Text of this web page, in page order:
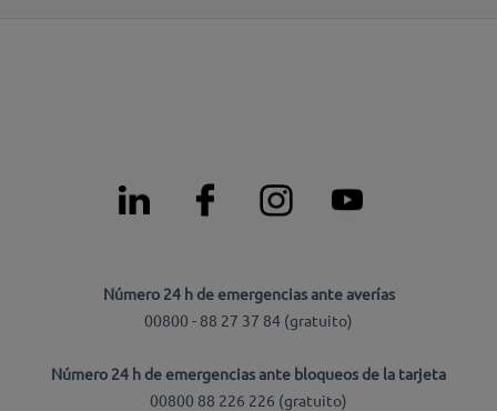
Número 24 h de emergencias ante averías
00800 - 88 27 37 84 (gratuito)
Número 24 h de emergencias ante bloqueos de la tarjeta
00800 88 226 226 (gratuito)